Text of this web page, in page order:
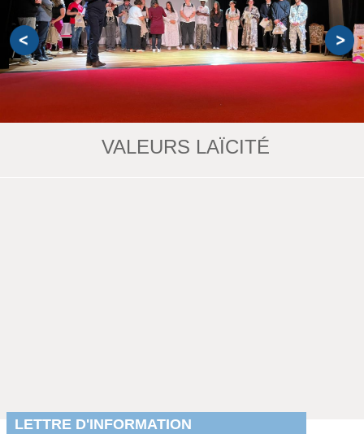
VALEURS LAÏCITÉ